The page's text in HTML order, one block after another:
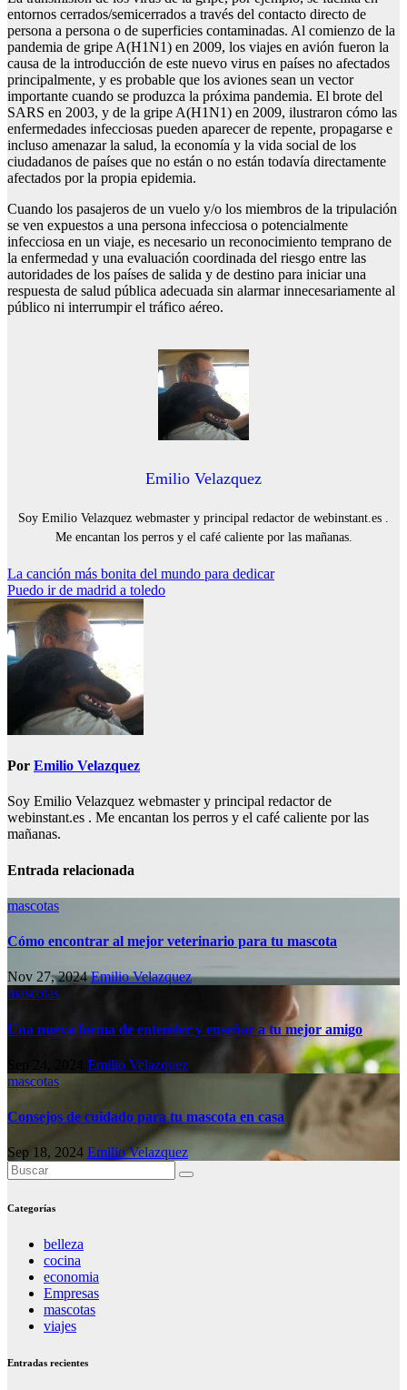
entornos cerrados/semicerrados a través del contacto directo de
persona a persona o de superficies contaminadas. Al comienzo de la
pandemia de gripe A(H1N1) en 2009, los viajes en avión fueron la
causa de la introducción de este nuevo virus en países no afectados
principalmente, y es probable que los aviones sean un vector
importante cuando se produzca la próxima pandemia. El brote del
SARS en 2003, y de la gripe A(H1N1) en 2009, ilustraron cómo las
enfermedades infecciosas pueden aparecer de repente, propagarse e
incluso amenazar la salud, la economía y la vida social de los
ciudadanos de países que no están o no están todavía directamente
afectados por la propia epidemia.
Cuando los pasajeros de un vuelo y/o los miembros de la tripulación
se ven expuestos a una persona infecciosa o potencialmente
infecciosa en un viaje, es necesario un reconocimiento temprano de
la enfermedad y una evaluación coordinada del riesgo entre las
autoridades de los países de salida y de destino para iniciar una
respuesta de salud pública adecuada sin alarmar innecesariamente al
público ni interrumpir el tráfico aéreo.
Emilio Velazquez
Soy Emilio Velazquez webmaster y principal redactor de webinstant.es .
Me encantan los perros y el café caliente por las mañanas.
Navegación
de
entradas
La canción más bonita del mundo para dedicar
Puedo ir de madrid a toledo
Por Emilio Velazquez
Soy Emilio Velazquez webmaster y principal redactor de
webinstant.es . Me encantan los perros y el café caliente por las
mañanas.
Entrada relacionada
mascotas
Cómo encontrar al mejor veterinario para tu mascota
Nov 27, 2024Emilio Velazquez
mascotas
Una nueva forma de entender y enseñar a tu mejor amigo
Emilio Velazquez
mascotas
Consejos de cuidado para tu mascota en casa
Sep 18, 2024 Emilio Velazquez
Categorías
belleza
cocina
economia
Empresas
mascotas
viajes
Entradas recientes